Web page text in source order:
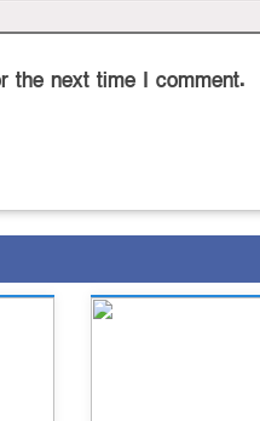
the next time I comment.